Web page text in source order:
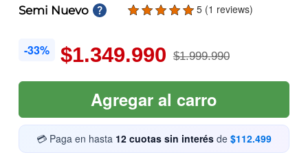
Semi Nuevo 5 (1 reviews)
-33% $1.349.990 $1.999.990
Agregar al carro
💳 Paga en hasta 12 cuotas sin interés de $112.499